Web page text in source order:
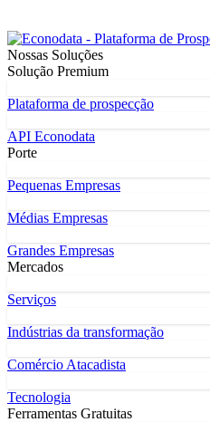
Nossas Soluções
Solução Premium
Plataforma de prospecção
API Econodata
Porte
Pequenas Empresas
Médias Empresas
Grandes Empresas
Mercados
Serviços
Indústrias da transformação
Comércio Atacadista
Tecnologia
Ferramentas Gratuitas